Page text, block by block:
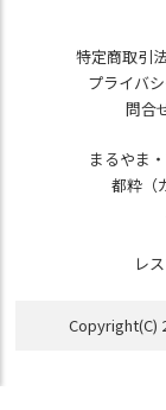
特定商取引
プライバ
問合
まるやま
都粋（
レ
Copyright(C)